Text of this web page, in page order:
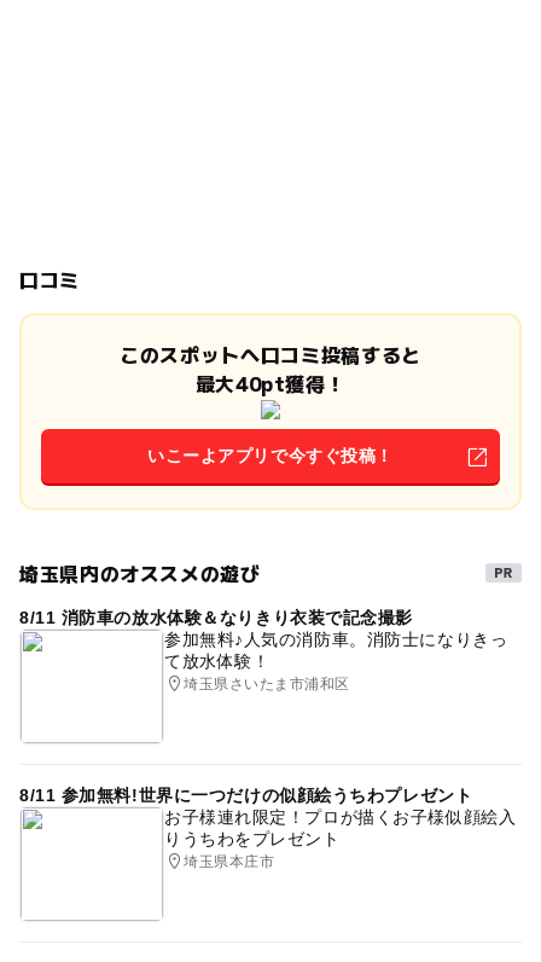
口コミ
このスポットへ口コミ投稿すると
最大40pt獲得！
いこーよアプリで今すぐ投稿！
埼玉県内のオススメの遊び
8/11 消防車の放水体験＆なりきり衣装で記念撮影
参加無料♪人気の消防車。消防士になりきっ
て放水体験！
埼玉県さいたま市浦和区
8/11 参加無料!世界に一つだけの似顔絵うちわプレゼント
お子様連れ限定！プロが描くお子様似顔絵入
りうちわをプレゼント
埼玉県本庄市